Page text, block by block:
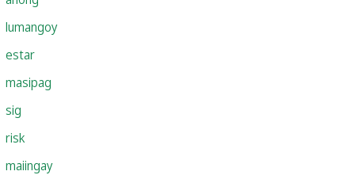
lumangoy
estar
masipag
sig
risk
maiingay